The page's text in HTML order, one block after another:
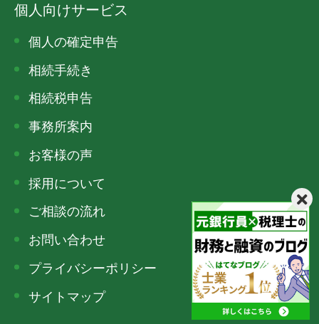
個人向けサービス
個人の確定申告
相続手続き
相続税申告
事務所案内
お客様の声
採用について
ご相談の流れ
お問い合わせ
プライバシーポリシー
サイトマップ